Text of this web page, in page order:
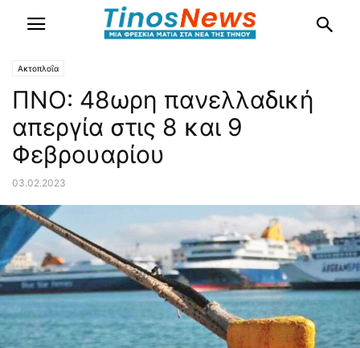
Ακτοπλοΐα
ΠΝΟ: 48ωρη πανελλαδική
απεργία στις 8 και 9
Φεβρουαρίου
03.02.2023